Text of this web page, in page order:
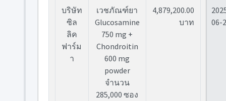
บริษัท
ซิล
ลิค
ฟาร์ม
า
เวชภัณฑ์ยา
Glucosamine
750 mg +
Chondroitin
600 mg
powder
จำนวน
285,000 ซอง
4,879,200.00
บาท
06-